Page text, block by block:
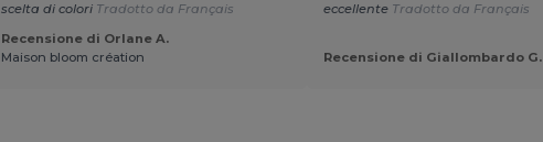
scelta di colori Tradotto da Français
Recensione di Orlane A.
Maison bloom création
eccellente Tradotto da Français
Recensione di Giallombardo G.